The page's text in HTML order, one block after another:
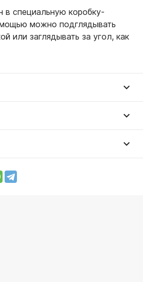
в специальную коробку-
можно подглядывать
или заглядывать за угол, как